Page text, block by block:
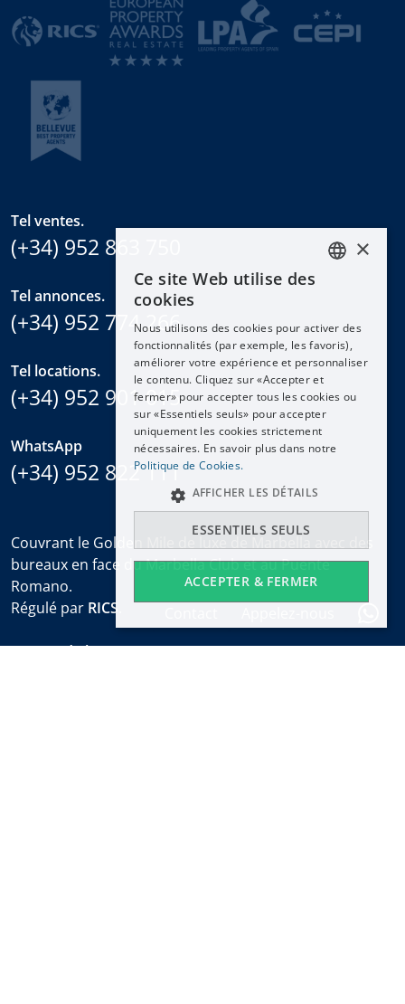
Tel ventes.
(+34) 952 863 750
Tel annonces.
(+34) 952 774 266
Tel locations.
(+34) 952 901 015
WhatsApp
(+34) 952 822 111
Couvrant le Golden Mile de luxe de Marbella avec des
bureaux en face du Marbella Club et au Puente
Romano.
Régulé par RICS
Heures de bureau
ENGLISH
DEUTSCH
FRANÇAIS
NEDERLANDS
×
Ce site Web utilise des
cookies
Nous utilisons des cookies pour activer des
fonctionnalités (par exemple, les favoris),
améliorer votre expérience et personnaliser
le contenu. Cliquez sur «Accepter et
fermer» pour accepter tous les cookies ou
sur «Essentiels seuls» pour accepter
uniquement les cookies strictement
nécessaires. En savoir plus dans notre
Politique de Cookies.
ACCEPTER & FERMER
ESSENTIELS SEULS
AFFICHER LES DÉTAILS